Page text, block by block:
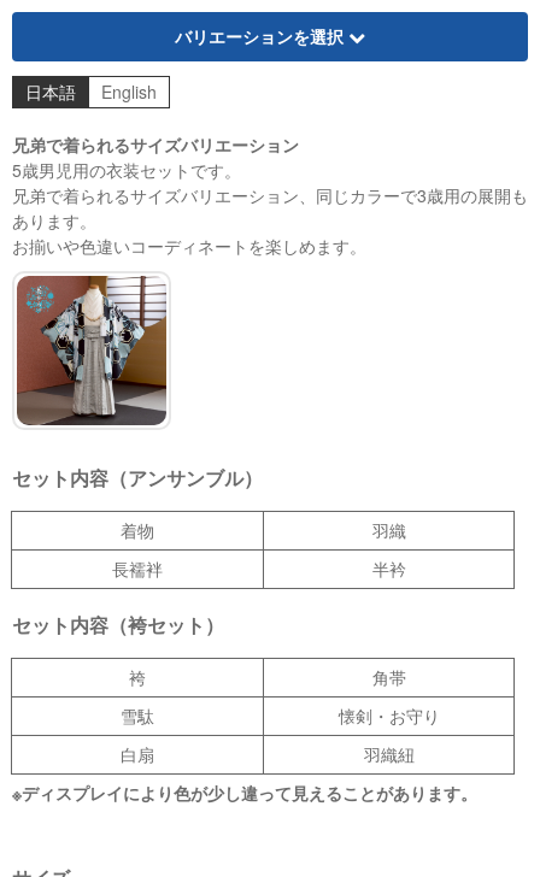
バリエーションを選択
日本語 English
兄弟で着られるサイズバリエーション
5歳男児用の衣装セットです。
兄弟で着られるサイズバリエーション、同じカラーで3歳用の展開も
あります。
お揃いや色違いコーディネートを楽しめます。
セット内容（アンサンブル）
着物
羽織
長襦袢
半衿
セット内容（袴セット）
袴
角帯
雪駄
懐剣・お守り
白扇
羽織紐
※ディスプレイにより色が少し違って見えることがあります。